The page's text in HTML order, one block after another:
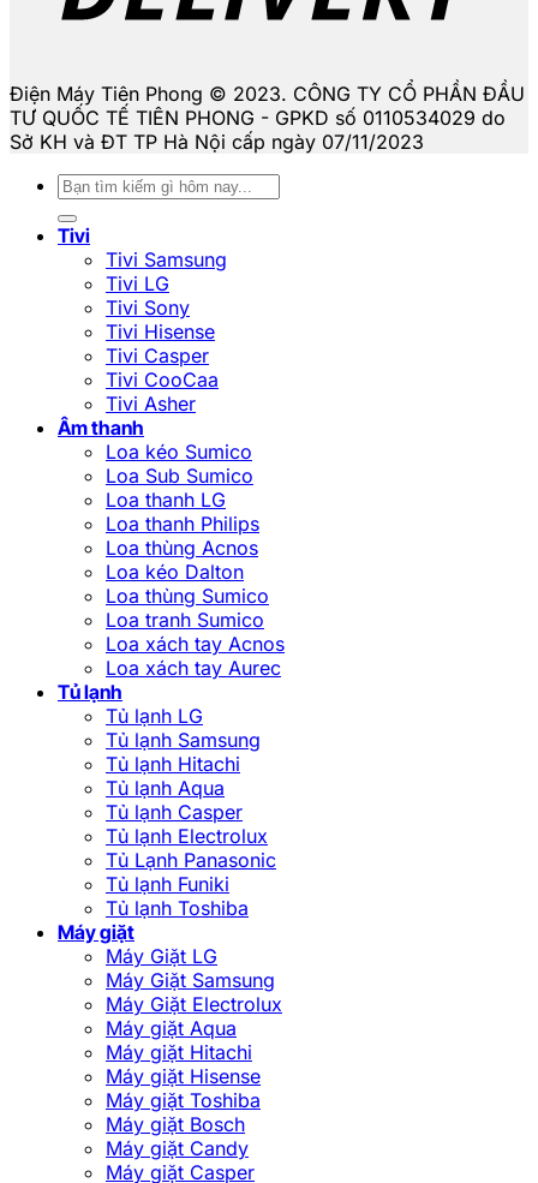
Điện Máy Tiên Phong © 2023. CÔNG TY CỔ PHẦN ĐẦU
TƯ QUỐC TẾ TIÊN PHONG - GPKD số 0110534029 do
Sở KH và ĐT TP Hà Nội cấp ngày 07/11/2023
Tìm
kiếm:
Tivi
Tivi Samsung
Tivi LG
Tivi Sony
Tivi Hisense
Tivi Casper
Tivi CooCaa
Tivi Asher
Âm thanh
Loa kéo Sumico
Loa Sub Sumico
Loa thanh LG
Loa thanh Philips
Loa thùng Acnos
Loa kéo Dalton
Loa thùng Sumico
Loa tranh Sumico
Loa xách tay Acnos
Loa xách tay Aurec
Tủ lạnh
Tủ lạnh LG
Tủ lạnh Samsung
Tủ lạnh Hitachi
Tủ lạnh Aqua
Tủ lạnh Casper
Tủ lạnh Electrolux
Tủ Lạnh Panasonic
Tủ lạnh Funiki
Tủ lạnh Toshiba
Máy giặt
Máy Giặt LG
Máy Giặt Samsung
Máy Giặt Electrolux
Máy giặt Aqua
Máy giặt Hitachi
Máy giặt Hisense
Máy giặt Toshiba
Máy giặt Bosch
Máy giặt Candy
Máy giặt Casper